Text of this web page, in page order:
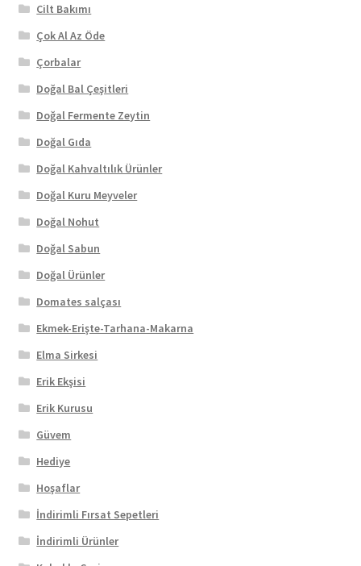
Cilt Bakımı
Çok Al Az Öde
Çorbalar
Doğal Bal Çeşitleri
Doğal Fermente Zeytin
Doğal Gıda
Doğal Kahvaltılık Ürünler
Doğal Kuru Meyveler
Doğal Nohut
Doğal Sabun
Doğal Ürünler
Domates salçası
Ekmek-Erişte-Tarhana-Makarna
Elma Sirkesi
Erik Ekşisi
Erik Kurusu
Güvem
Hediye
Hoşaflar
İndirimli Fırsat Sepetleri
İndirimli Ürünler